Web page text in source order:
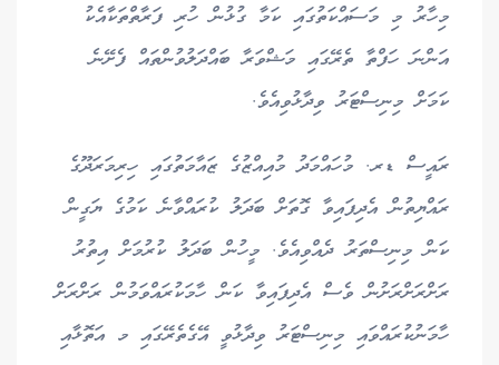
މިހާރު މި މަސައްކަތުގައި ކަމާ ގުޅުން ހުރި ފަރާތްތަކާއެކު
އަންނަ ހަފްތާ ތެރޭގައި މަޝްވަރާ ބައްދަލުވުންތައް ފެށޭނެ
ކަމަށް މިނިސްޓަރު ވިދާޅުވިއެވެ.
ރައީސް ޑރ. މުހައްމަދު މުއިއްޒުގެ ޒައާމަތުގައި ހިރިމަރަދޫގެ
ރައްޔިތުން އެދިފައިވާ ގޮތަށް ބަދަލު ކުރައްވާނެ ކަމުގެ ޔަގީން
ކަން މިނިސްތަރު ދެއްވިއެވެ. މީހުން ބަދަލު ކުރުމަށް އިތުރު
ރަށްރަށްރަށުން ވެސް އެދިފައިވާ ކަން ހާމަކުރައްވަމުން ރަށްރަށް
ހާމަނުކުރައްވައި މިނިސްޓަރު ވިދާޅުވީ އޭގެތެރޭގައި މ އަތޮޅާއި